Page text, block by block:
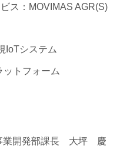
ス：MOVIMAS AGR(S)
IoTシステム
ットフォーム
業開発部課長 大坪 慶